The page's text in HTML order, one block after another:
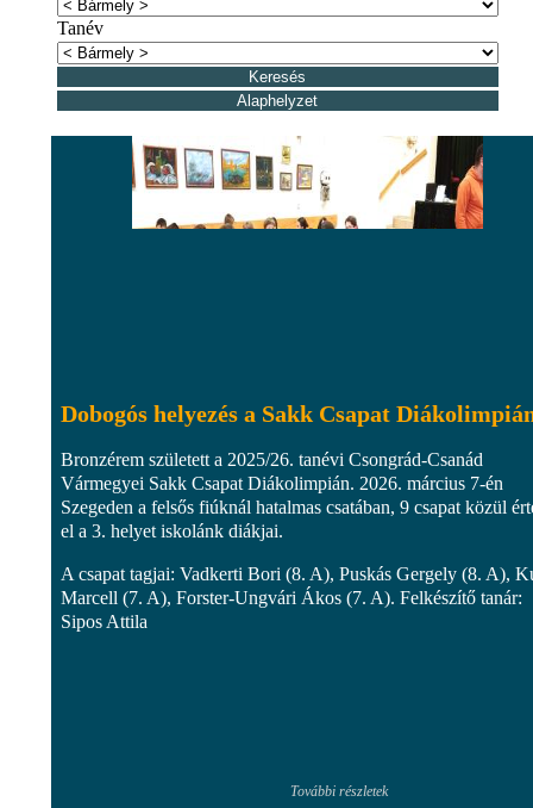
Tanév
Dobogós helyezés a Sakk Csapat
Bronzérem született a 2025/26. tanévi Csongrád-Csanád
Vármegyei Sakk Csapat Diákolimpián. 2026. március 7-én
Szegeden a felsős fiúknál hatalmas csatában, 9 csapat közül
el a 3. helyet iskolánk diákjai.
A csapat tagjai: Vadkerti Bori (8. A), Puskás Gergely (8. A),
Marcell (7. A), Forster-Ungvári Ákos (7. A). Felkészítő tanár:
Sipos Attila
További részletek